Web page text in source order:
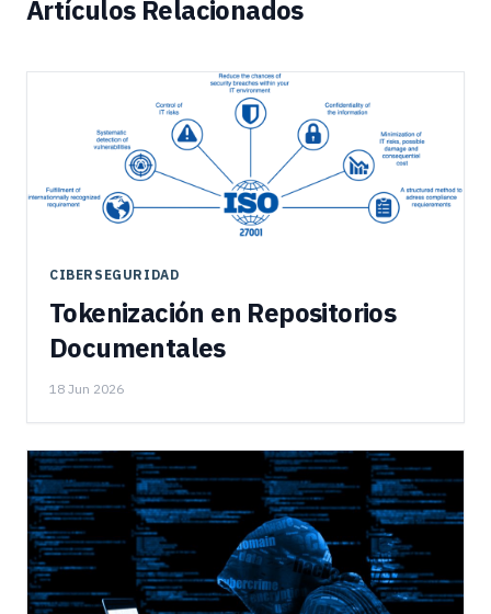
Artículos Relacionados
CIBERSEGURIDAD
Tokenización en Repositorios
Documentales
18 Jun 2026